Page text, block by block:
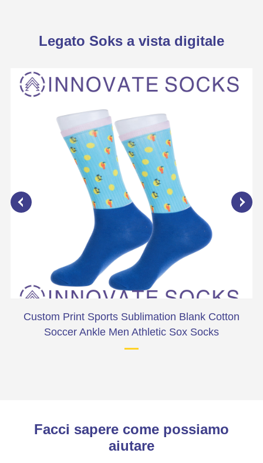
Legato Soks a vista digitale
Custom Print Sports Sublimation Blank Cotton
Soccer Ankle Men Athletic Sox Socks
Facci sapere come possiamo
aiutare